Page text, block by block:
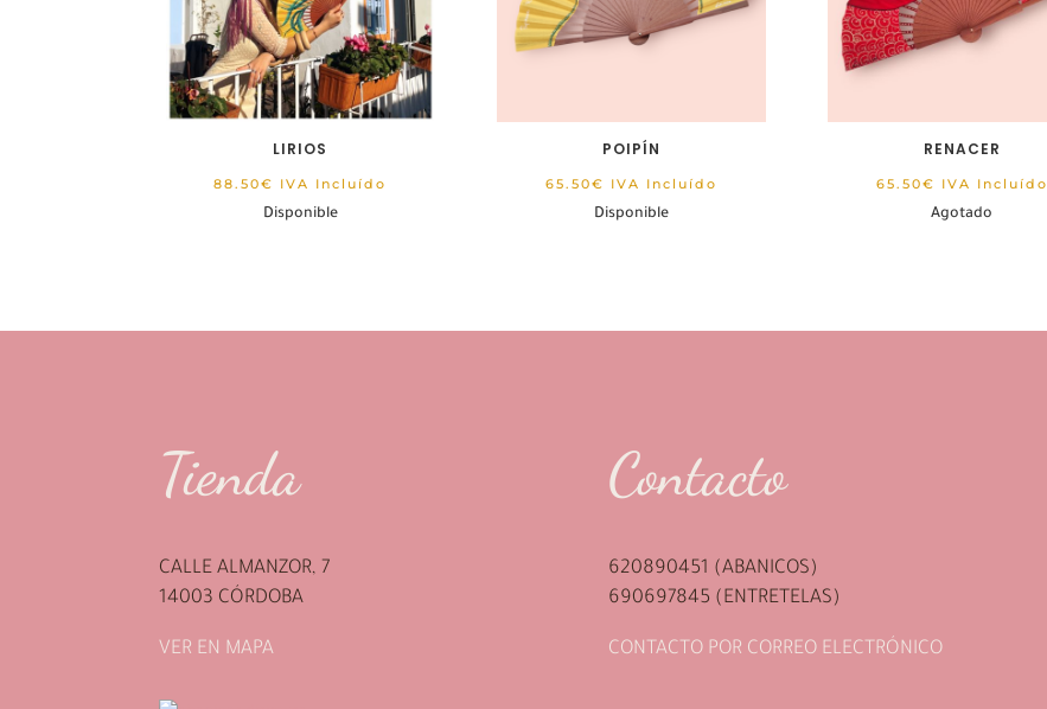
LIRIOS
88.50€ IVA Incluído
Disponible
POIPÍN
65.50€ IVA Incluído
Disponible
RENACER
65.50€ IVA Incluído
Agotado
Tienda
CALLE ALMANZOR, 7
14003 CÓRDOBA
VER EN MAPA
Contacto
620890451 (ABANICOS)
690697845 (ENTRETELAS)
CONTACTO POR CORREO ELECTRÓNICO